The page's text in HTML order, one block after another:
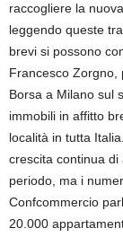
raccogliere la
leggendo queste
brevi si possono
Francesco Zorgno,
Borsa a Milano sul
immobili in affitto
località in tutta
crescita continua
periodo, ma i
Confcommercio
20.000